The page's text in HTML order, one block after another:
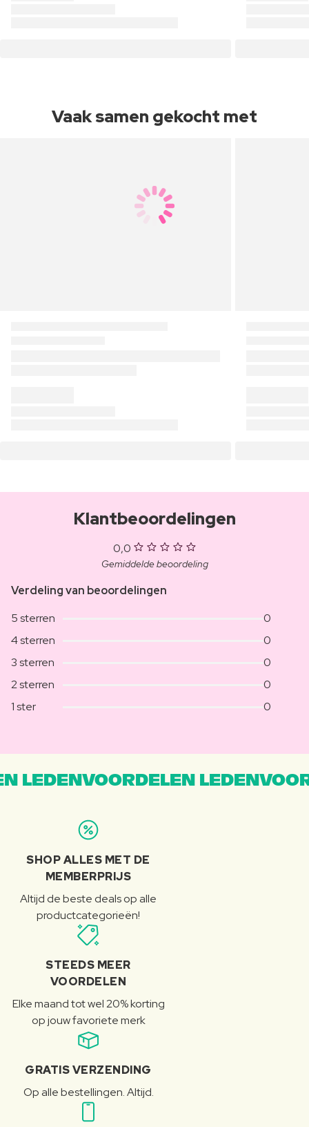
Vaak samen gekocht met
Klantbeoordelingen
0,0
Gemiddelde beoordeling
Verdeling van beoordelingen
5 sterren
0
4 sterren
0
3 sterren
0
2 sterren
0
1 ster
0
LEDENVOORDELEN
SHOP ALLES MET DE
MEMBERPRIJS
Altijd de beste deals op alle
productcategorieën!
STEEDS MEER
VOORDELEN
Elke maand tot wel 20% korting
op jouw favoriete merk
GRATIS VERZENDING
Op alle bestellingen. Altijd.